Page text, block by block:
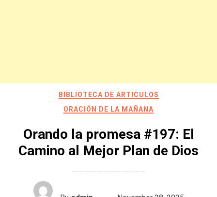
BIBLIOTECA DE ARTICULOS
ORACIÓN DE LA MAÑANA
Orando la promesa #197: El
Camino al Mejor Plan de Dios